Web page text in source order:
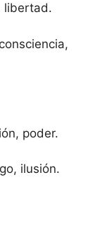
libertad.
poder.
ilusión.